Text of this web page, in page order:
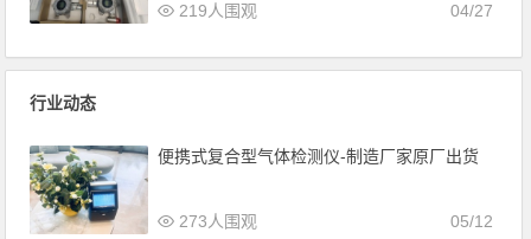
04/27
219人围观
行业动态
便携式复合型气体检测仪-制造厂家原厂出货
05/12
273人围观